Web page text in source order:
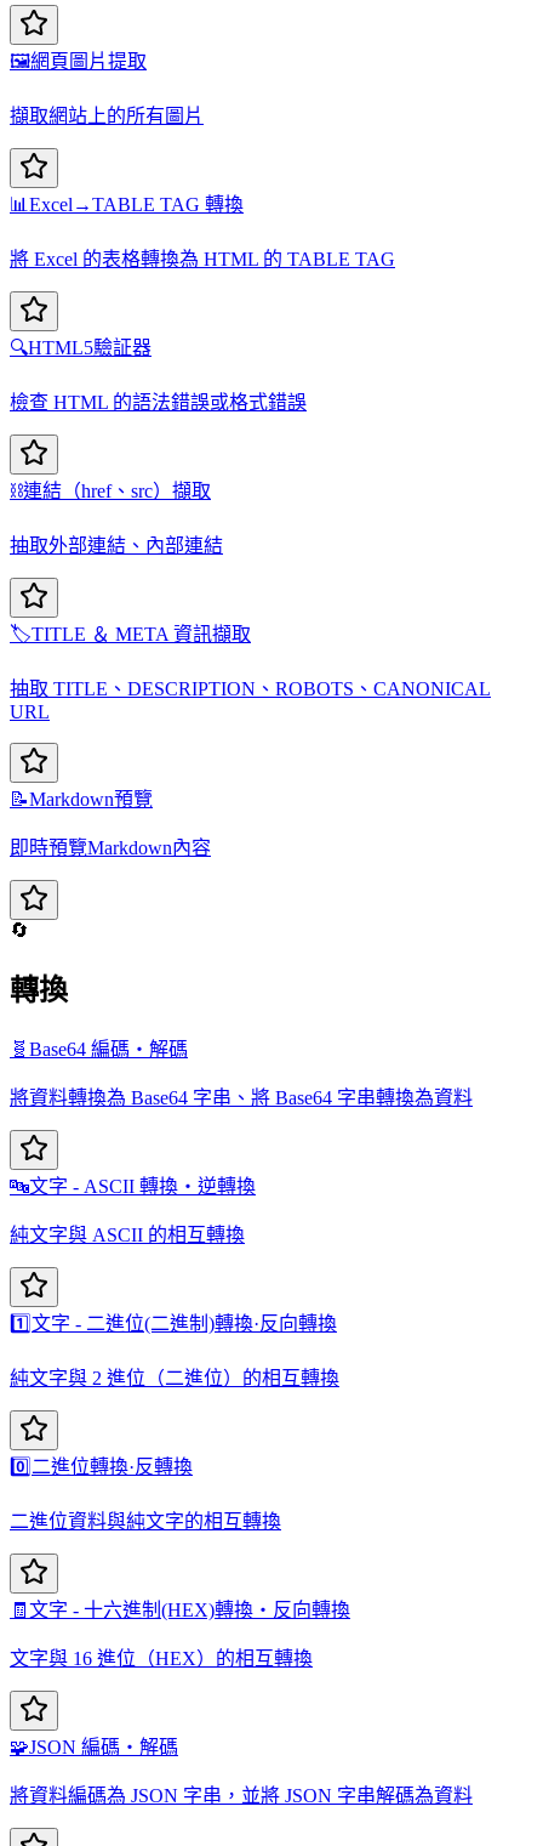
🖼️網頁圖片提取
擷取網站上的所有圖片
📊 Excel→TABLE TAG 轉換
將 Excel 的表格轉換為 HTML 的 TABLE TAG
🔍HTML5驗証器
檢查 HTML 的語法錯誤或格式錯誤
⛓️連結（href、src）擷取
抽取外部連結、內部連結
🏷️TITLE ＆ META 資訊擷取
抽取 TITLE、DESCRIPTION、ROBOTS、CANONICAL
URL
📝Markdown預覽
即時預覽Markdown內容
🔄
轉換
🧬 Base64 編碼・解碼
將資料轉換為 Base64 字串、將 Base64 字串轉換為資料
🔤文字 - ASCII 轉換・逆轉換
純文字與 ASCII 的相互轉換
1️⃣文字 - 二進位(二進制)轉換·反向轉換
純文字與 2 進位（二進位）的相互轉換
0️⃣ 二進位轉換·反轉換
二進位資料與純文字的相互轉換
🧾 文字 - 十六進制(HEX)轉換・反向轉換
文字與 16 進位（HEX）的相互轉換
🧩JSON 編碼・解碼
將資料編碼為 JSON 字串，並將 JSON 字串解碼為資料